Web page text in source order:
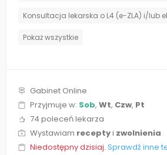
Konsultacja lekarska o L4 (e-ZLA) i/lub
Pokaż wszystkie
Gabinet Online
Przyjmuje w: Sob, Wt, Czw, Pt
74 poleceń lekarza
Wystawiam receptyi zwolnienia
Niedostępny dzisiaj. Sprawdź inne